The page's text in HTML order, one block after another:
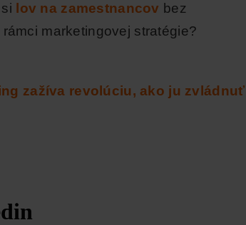
lov na zamestnancov bez
marketingovej stratégie?
zažíva revolúciu, ako ju zvládnuť